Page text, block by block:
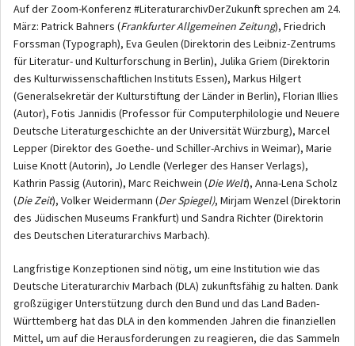
Auf der Zoom-Konferenz #LiteraturarchivDerZukunft sprechen am 24.
März: Patrick Bahners (Frankfurter Allgemeinen Zeitung), Friedrich
Forssman (Typograph), Eva Geulen (Direktorin des Leibniz-Zentrums
für Literatur- und Kulturforschung in Berlin), Julika Griem (Direktorin
des Kulturwissenschaftlichen Instituts Essen), Markus Hilgert
(Generalsekretär der Kulturstiftung der Länder in Berlin), Florian Illies
(Autor), Fotis Jannidis (Professor für Computerphilologie und Neuere
Deutsche Literaturgeschichte an der Universität Würzburg), Marcel
Lepper (Direktor des Goethe- und Schiller-Archivs in Weimar), Marie
Luise Knott (Autorin), Jo Lendle (Verleger des Hanser Verlags),
Kathrin Passig (Autorin), Marc Reichwein (Die Welt), Anna-Lena Scholz
(Die Zeit), Volker Weidermann (Der Spiegel), Mirjam Wenzel (Direktorin
des Jüdischen Museums Frankfurt) und Sandra Richter (Direktorin
des Deutschen Literaturarchivs Marbach).
Langfristige Konzeptionen sind nötig, um eine Institution wie das
Deutsche Literaturarchiv Marbach (DLA) zukunftsfähig zu halten. Dank
großzügiger Unterstützung durch den Bund und das Land Baden-
Württemberg hat das DLA in den kommenden Jahren die finanziellen
Mittel, um auf die Herausforderungen zu reagieren, die das Sammeln